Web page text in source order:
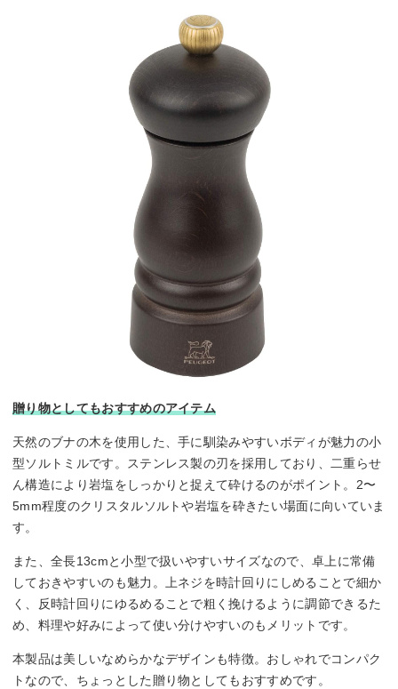
贈り物としてもおすすめのアイテム
天然のブナの木を使用した、手に馴染みやすいボディが魅力の小
型ソルトミルです。ステンレス製の刃を採用しており、二重らせ
ん構造により岩塩をしっかりと捉えて砕けるのがポイント。2〜
5mm程度のクリスタルソルトや岩塩を砕きたい場面に向いていま
す。
また、全長13cmと小型で扱いやすいサイズなので、卓上に常備
しておきやすいのも魅力。上ネジを時計回りにしめることで細か
く、反時計回りにゆるめることで粗く挽けるように調節できるた
め、料理や好みによって使い分けやすいのもメリットです。
本製品は美しいなめらかなデザインも特徴。おしゃれでコンパク
トなので、ちょっとした贈り物としてもおすすめです。